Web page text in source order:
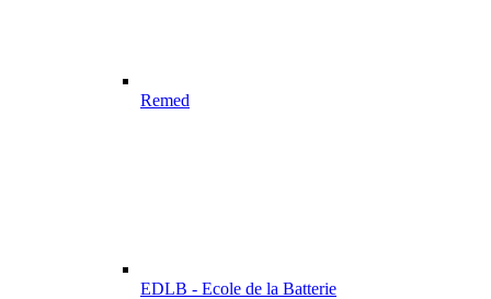
Remed
EDLB - Ecole de la Batterie